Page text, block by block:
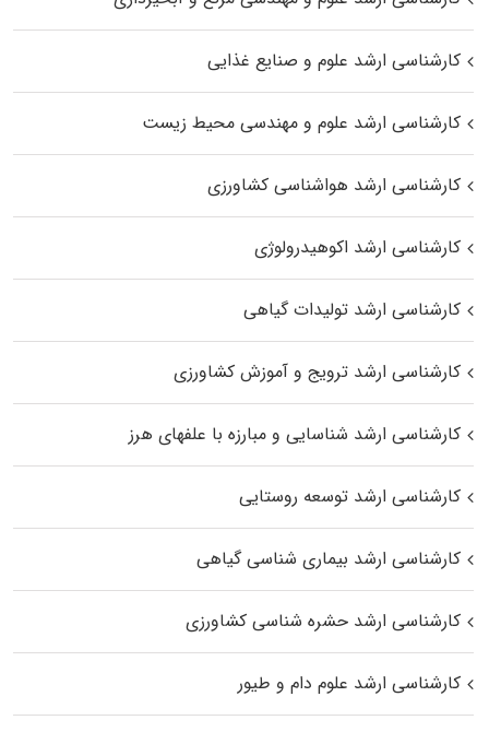
کارشناسی ارشد علوم و صنایع غذایی
کارشناسی ارشد علوم و مهندسی محیط زیست
کارشناسی ارشد هواشناسی کشاورزی
کارشناسی ارشد اکوهیدرولوژی
کارشناسی ارشد تولیدات گیاهی
کارشناسی ارشد ترویج و آموزش کشاورزی
کارشناسی ارشد شناسایی و مبارزه با علفهای هرز
کارشناسی ارشد توسعه روستایی
کارشناسی ارشد بیماری‌ شناسی گیاهی
کارشناسی ارشد حشره‌ شناسی کشاورزی
کارشناسی ارشد علوم دام و طیور